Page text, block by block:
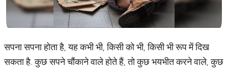
सपना सपना होता है, यह कभी भी, किसी को भी, किसी भी रूप में दिख
सकता है. कुछ सपने चौंकाने वाले होते हैं, तो कुछ भयभीत करने वाले, कुछ